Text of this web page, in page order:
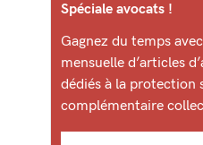
Spéciale avocats !
Gagnez du temps
mensuelle d’articles
dédiés à la protection
complémentaire